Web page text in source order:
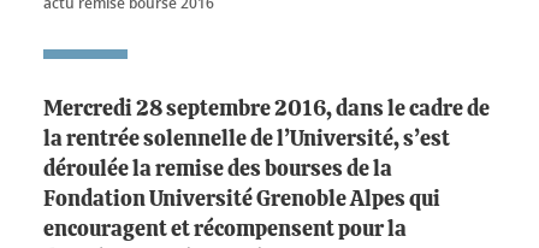
Mercredi 28 septembre 2016, dans le cadre de
la rentrée solennelle de l’Université, s’est
déroulée la remise des bourses de la
Fondation Université Grenoble Alpes qui
encouragent et récompensent pour la